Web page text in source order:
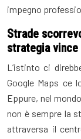
impegno
Strade
strategia
L’istinto ci
Google Maps ce
Eppure, nel
non è sempre la
attraversa il